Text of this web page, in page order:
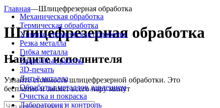
Механическая обработка
Термическая обработка
Химико-термическая обработка
Резка металла
Гибка металла
Сварочные работы
3D-печать
Литьё металла
Обработка металлов давлением
Очистка и покраска
Лаборатория и контроль
Главная—Шлицефрезерная обработка
Шлицефрезерная обработка
Найдите исполнителя
Узнайте стоимость шлицефрезерной обработки. Это
бесплатно и займет всего пару минут